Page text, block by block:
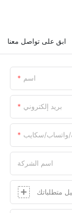
ابق على تواصل معنا
اسم
بريد إلكتروني
واتساب/سكايب
اسم الشركة
متطلباتك